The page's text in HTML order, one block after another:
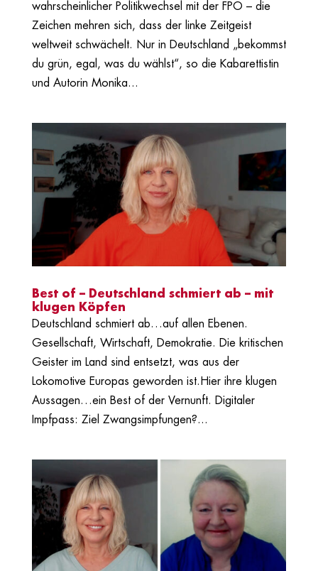
wahrscheinlicher Politikwechsel mit der FPÖ – die
Zeichen mehren sich, dass der linke Zeitgeist
weltweit schwächelt. Nur in Deutschland „bekommst
du grün, egal, was du wählst“, so die Kabarettistin
und Autorin Monika...
Best of – Deutschland schmiert ab – mit
klugen Köpfen
Deutschland schmiert ab…auf allen Ebenen.
Gesellschaft, Wirtschaft, Demokratie. Die kritischen
Geister im Land sind entsetzt, was aus der
Lokomotive Europas geworden ist.Hier ihre klugen
Aussagen…ein Best of der Vernunft. Digitaler
Impfpass: Ziel Zwangsimpfungen?...